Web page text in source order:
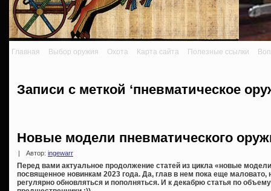
Главная Выбор оружия Охота Карта сайта Полезные ссылки
Записи с меткой ‘пневматическое
Новые модели пневматического
Автор: ingewarr
Перед вами актуальное продолжение статей из цикла «новые
посвященное новинкам 2023 года. Да, глав в нем пока еще маловато,
регулярно обновляться и пополняться. И к декабрю статья по